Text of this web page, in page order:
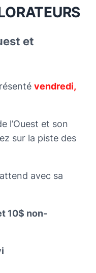
et
vendredi,
l’Ouest et son
sur la piste des
avec sa
10$ non-